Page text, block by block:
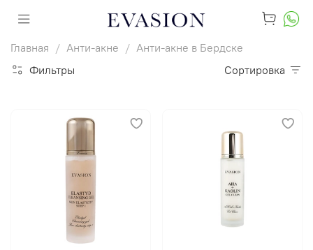
Главная Анти-акне
Анти-акне в Бердске
Фильтры
Сортировка